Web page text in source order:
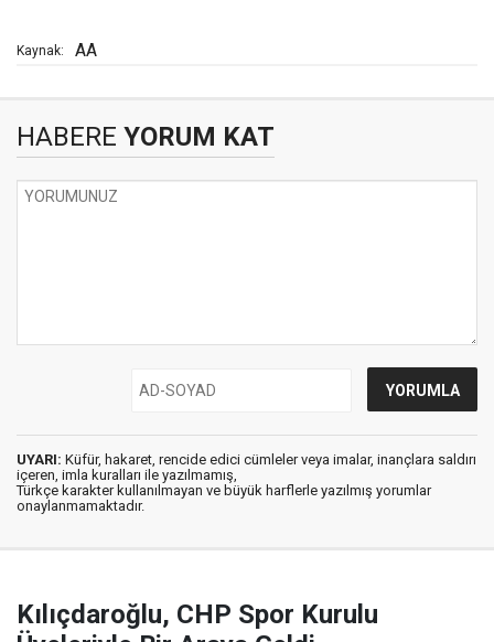
Kaynak: AA
HABERE YORUM KAT
UYARI: Küfür, hakaret, rencide edici cümleler veya imalar, inançlara saldırı
içeren, imla kuralları ile yazılmamış,
Türkçe karakter kullanılmayan ve büyük harflerle yazılmış yorumlar
onaylanmamaktadır.
Kılıçdaroğlu, CHP Spor Kurulu